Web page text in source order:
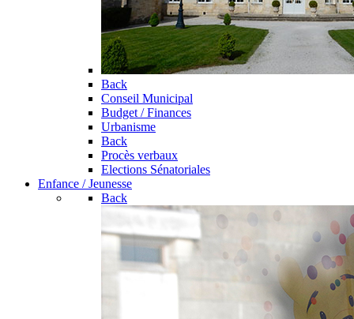
Back
Conseil Municipal
Budget / Finances
Urbanisme
Back
Procès verbaux
Elections Sénatoriales
Enfance / Jeunesse
Back